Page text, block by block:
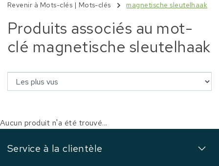
Revenir à Mots-clés | Mots-clés magnetische sleutelhaak
Produits associés au mot-
clé magnetische sleutelhaak
Aucun produit n'a été trouvé...
Service à la clientèle